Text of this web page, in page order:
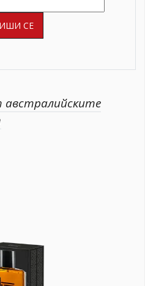
австралийските